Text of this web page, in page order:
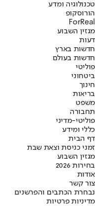
טכנולוגיה ומדע
הורוסקופ
ForReal
מגזין השבוע
דעות
חדשות בארץ
חדשות בעולם
פוליטי
ביטחוני
חינוך
בריאות
משפט
תחבורה
פוליטי-מדיני
כללי ומידע
דף הבית
זמני כניסת וצאת שבת
מגזין השבוע
בחירות 2026
אודות
צור קשר
נבחרת הכתבים והפרשנים
מדיניות פרטיות